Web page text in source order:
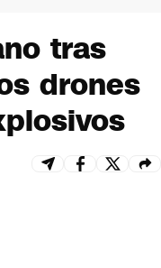
tras
drones